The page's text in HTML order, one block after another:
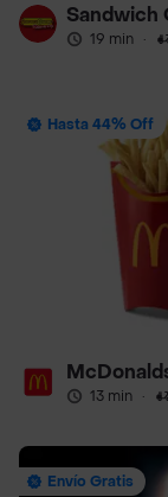
Sandwich
19 min ·
Hasta 44% Off
13 min ·
Envío Gratis